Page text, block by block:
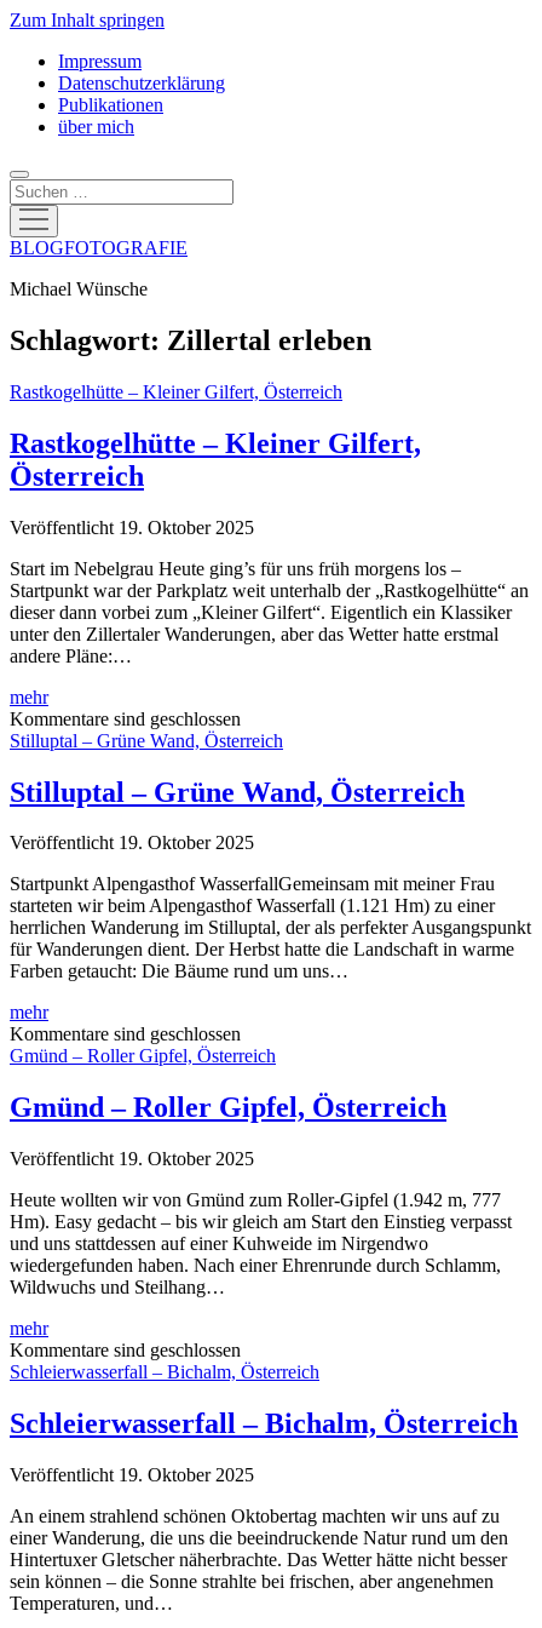
Zum Inhalt springen
Impressum
Datenschutzerklärung
Publikationen
über mich
Suchen
Menü
öffnen
BLOGFOTOGRAFIE
Michael Wünsche
Schlagwort: Zillertal erleben
Rastkogelhütte – Kleiner Gilfert, Österreich
Rastkogelhütte – Kleiner Gilfert,
Österreich
Veröffentlicht 19. Oktober 2025
Start im Nebelgrau Heute ging’s für uns früh morgens los –
Startpunkt war der Parkplatz weit unterhalb der „Rastkogelhütte“ an
dieser dann vorbei zum „Kleiner Gilfert“. Eigentlich ein Klassiker
unter den Zillertaler Wanderungen, aber das Wetter hatte erstmal
andere Pläne:…
mehrRastkogelhütte
–
Kleiner
Österreich
Kommentare sind geschlossen
Stilluptal – Grüne Wand, Österreich
Stilluptal – Grüne Wand, Österreich
Veröffentlicht 19. Oktober 2025
Startpunkt Alpengasthof WasserfallGemeinsam mit meiner Frau
starteten wir beim Alpengasthof Wasserfall (1.121 Hm) zu einer
herrlichen Wanderung im Stilluptal, der als perfekter Ausgangspunkt
für Wanderungen dient. Der Herbst hatte die Landschaft in warme
Farben getaucht: Die Bäume rund um uns…
mehrStilluptal
–
Grüne
Österreich
Kommentare sind geschlossen
Gmünd – Roller Gipfel, Österreich
Gmünd – Roller Gipfel, Österreich
Veröffentlicht 19. Oktober 2025
Heute wollten wir von Gmünd zum Roller-Gipfel (1.942 m, 777
Hm). Easy gedacht – bis wir gleich am Start den Einstieg verpasst
und uns stattdessen auf einer Kuhweide im Nirgendwo
wiedergefunden haben. Nach einer Ehrenrunde durch Schlamm,
Wildwuchs und Steilhang…
mehrGmünd
–
Roller
Österreich
Kommentare sind geschlossen
Schleierwasserfall – Bichalm, Österreich
Schleierwasserfall – Bichalm, Österreich
Veröffentlicht 19. Oktober 2025
An einem strahlend schönen Oktobertag machten wir uns auf zu
einer Wanderung, die uns die beeindruckende Natur rund um den
Hintertuxer Gletscher näherbrachte. Das Wetter hätte nicht besser
sein können – die Sonne strahlte bei frischen, aber angenehmen
Temperaturen, und…